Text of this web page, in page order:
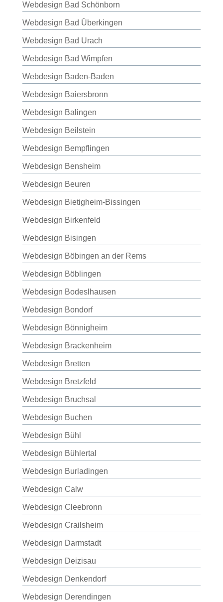
Webdesign Bad Schönborn
Webdesign Bad Überkingen
Webdesign Bad Urach
Webdesign Bad Wimpfen
Webdesign Baden-Baden
Webdesign Baiersbronn
Webdesign Balingen
Webdesign Beilstein
Webdesign Bempflingen
Webdesign Bensheim
Webdesign Beuren
Webdesign Bietigheim-Bissingen
Webdesign Birkenfeld
Webdesign Bisingen
Webdesign Böbingen an der Rems
Webdesign Böblingen
Webdesign Bodeslhausen
Webdesign Bondorf
Webdesign Bönnigheim
Webdesign Brackenheim
Webdesign Bretten
Webdesign Bretzfeld
Webdesign Bruchsal
Webdesign Buchen
Webdesign Bühl
Webdesign Bühlertal
Webdesign Burladingen
Webdesign Calw
Webdesign Cleebronn
Webdesign Crailsheim
Webdesign Darmstadt
Webdesign Deizisau
Webdesign Denkendorf
Webdesign Derendingen